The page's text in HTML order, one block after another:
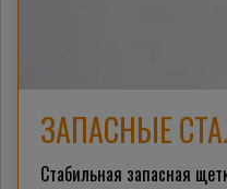
ЗАПАСНЫЕ
Стабильная запасная